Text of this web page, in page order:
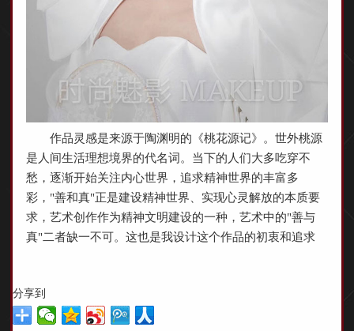
作品灵感是来源于陶渊明的《桃花源记》。世外桃源
是人间生活理想境界的代名词。当下的人们大多吃穿不
愁，逐渐开始关注内心世界，追求精神世界的丰富多
彩，"善和真"正是建设精神世界、实现心灵解放的本质要
求，艺术创作作为精神文明建设的一种，艺术中的"善与
真"二者缺一不可。这也是我设计这个作品的初衷和追求
分享到